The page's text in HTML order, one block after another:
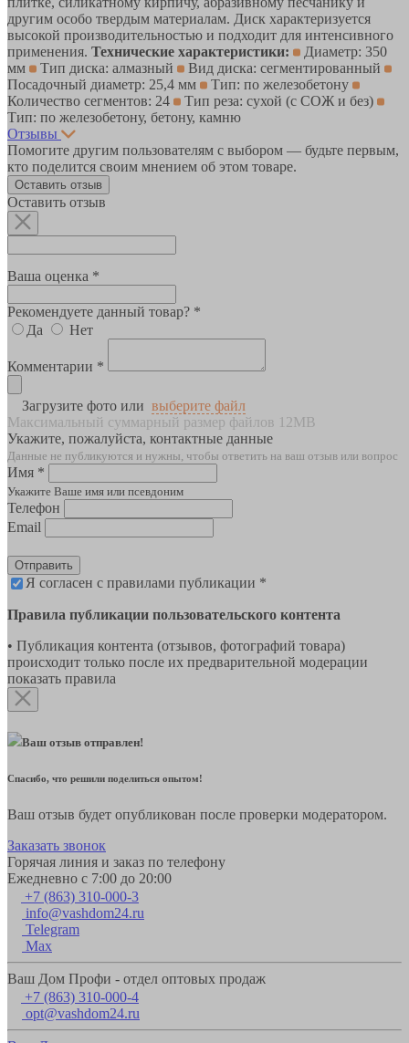
другим особо твердым материалам. Диск характеризуется
высокой производительностью и подходит для интенсивного
применения. Технические характеристики:
Диаметр: 350
мм
Тип диска: алмазный
Вид диска: сегментированный
Посадочный диаметр: 25,4 мм
Тип: по железобетону
Количество сегментов: 24
Тип реза: сухой (с СОЖ и без)
Тип: по железобетону, бетону, камню
Отзывы
Помогите другим пользователям с выбором — будьте первым,
кто поделится своим мнением об этом товаре.
Оставить отзыв
Оставить отзыв
Ваша оценка *
Рекомендуете данный товар? *
Да
Нет
Комментарии *
Загрузите фото или выберите файл
Максимальный суммарный размер файлов 12MB
Укажите, пожалуйста, контактные данные
Данные не публикуются и нужны, чтобы ответить на ваш отзыв или вопрос
Имя *
Укажите Ваше имя или псевдоним
Телефон
Email
Отправить
Я согласен с правилами публикации *
Правила публикации пользовательского контента
• Публикация контента (отзывов, фотографий товара)
происходит только после их предварительной модерации
показать правила
Ваш отзыв отправлен!
Спасибо, что решили поделиться опытом!
Ваш отзыв будет опубликован после проверки модератором.
Заказать звонок
Горячая линия и заказ по телефону
Ежедневно с 7:00 до 20:00
+7 (863) 310-000-3
info@vashdom24.ru
Telegram
Max
Ваш Дом Профи - отдел оптовых продаж
+7 (863) 310-000-4
opt@vashdom24.ru